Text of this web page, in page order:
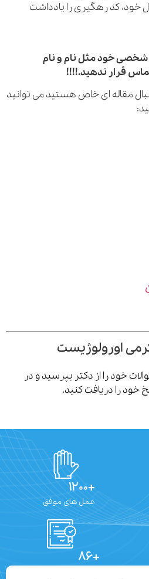
کد رهگیری را یادداشت
خود مثل نام و نام
ندهید.!!!!
ای خاص هستید می توانید
را از دکتر بپرسید و در
دریافت کنید.
عمل های موفق